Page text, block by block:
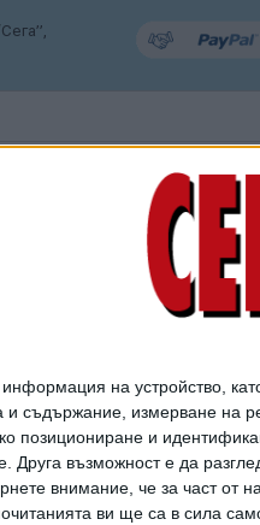
на устройство,
съдържание, измерване на
позициониране и
Друга възможност е да
внимание, че за част от
ви ще са в сила
Тръмп забрани
Ляв прогресист